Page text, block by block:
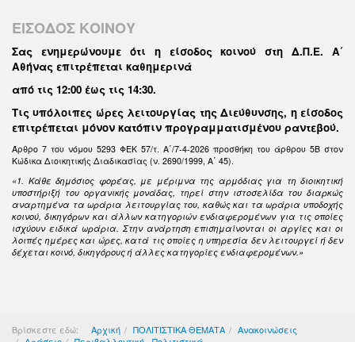
ΕΙΣΟΔΟΣ ΚΟΙΝΟΥ
Σας ενημερώνουμε ότι η είσοδος κοινού στη Δ.Π.Ε. Α΄
Αθήνας επιτρέπεται καθημερινά
από τις 12:00 έως τις 14:30.
Τις υπόλοιπες ώρες λειτουργίας της Διεύθυνσης, η είσοδος
επιτρέπεται μόνον κατόπιν προγραμματισμένου ραντεβού.
Άρθρο 7 του νόμου 5293 ΦΕΚ 57/τ. Α΄/7-4-2026 προσθήκη του άρθρου 5Β στον
Κώδικα Διοικητικής Διαδικασίας (ν. 2690/1999, Α΄ 45).
«1. Κάθε δημόσιος φορέας, με μέριμνα της αρμόδιας για τη διοικητική
υποστήριξή του οργανικής μονάδας, τηρεί στην ιστοσελίδα του διαρκώς
αναρτημένα τα ωράρια λειτουργίας του, καθώς και τα ωράρια υποδοχής
κοινού, δικηγόρων και άλλων κατηγοριών ενδιαφερομένων για τις οποίες
ισχύουν ειδικά ωράρια. Στην ανάρτηση επισημαίνονται οι αργίες και οι
λοιπές ημέρες και ώρες, κατά τις οποίες η υπηρεσία δεν λειτουργεί ή δεν
δέχεται κοινό, δικηγόρους ή άλλες κατηγορίες ενδιαφερομένων.»
Βρίσκεστε εδώ: Αρχική ΠΟΛΙΤΙΣΤΙΚΑ ΘΕΜΑΤΑ
Ανακοινώσεις